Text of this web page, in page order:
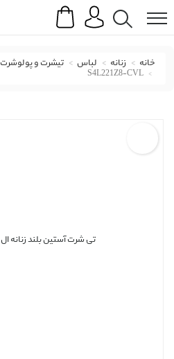
Search
خانه زنانه لباس تیشرت و پولوشرت
S4L221Z8-CVL